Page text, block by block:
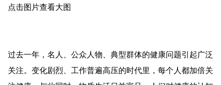
点击图片查看大图
过去一年，名人、公众人物、典型群体的健康问题引起广泛
关注。变化剧烈、工作普遍高压的时代里，每个人都加倍关